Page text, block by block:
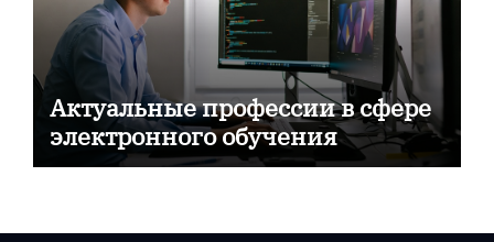
Актуальные профессии в сфере
электронного обучения